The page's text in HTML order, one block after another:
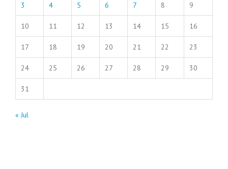
3 4 5 6 7 8 9
10 11 12 13 14 15 16
17 18 19 20 21 22 23
24 25 26 27 28 29 30
31
« Jul